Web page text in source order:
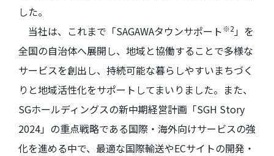
した。
当社は、これまで「SAGAWAタウンサポート※2」を
全国の自治体へ展開し、地域と協働することで多様な
サービスを創出し、持続可能な暮らしやすいまちづく
りと地域活性化をサポートしてまいりました。また、
SGホールディングスの新中期経営計画「SGH Story
2024」の重点戦略である国際・海外向けサービスの強
化を進める中で、最適な国際輸送やECサイトの開発・